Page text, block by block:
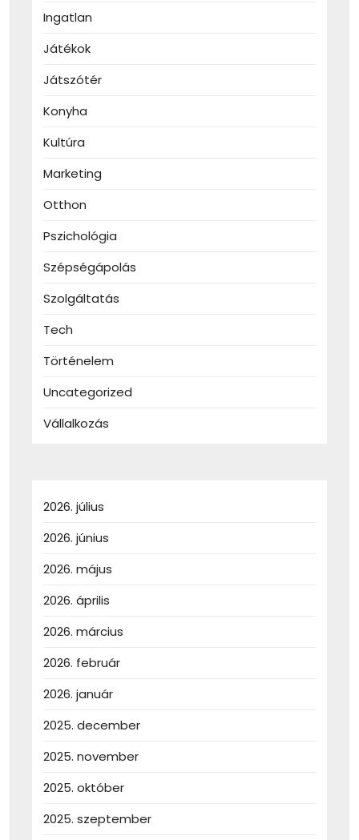
Ingatlan
Játékok
Játszótér
Konyha
Kultúra
Marketing
Otthon
Pszichológia
Szépségápolás
Szolgáltatás
Tech
Történelem
Uncategorized
Vállalkozás
2026. július
2026. június
2026. május
2026. április
2026. március
2026. február
2026. január
2025. december
2025. november
2025. október
2025. szeptember